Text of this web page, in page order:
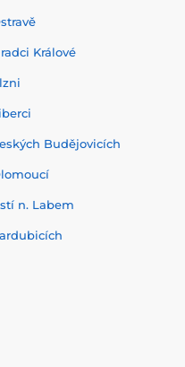
Králové
Budějovicích
n. Labem